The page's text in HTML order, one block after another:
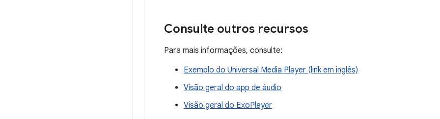
Consulte outros recursos
Para mais informações, consulte:
Exemplo do Universal Media Player (link em inglês)
Visão geral do app de áudio
Visão geral do ExoPlayer